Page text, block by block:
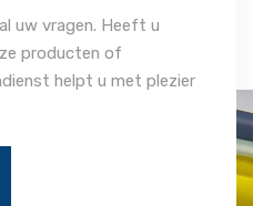
uw vragen. Heeft u
producten of
helpt u met plezier